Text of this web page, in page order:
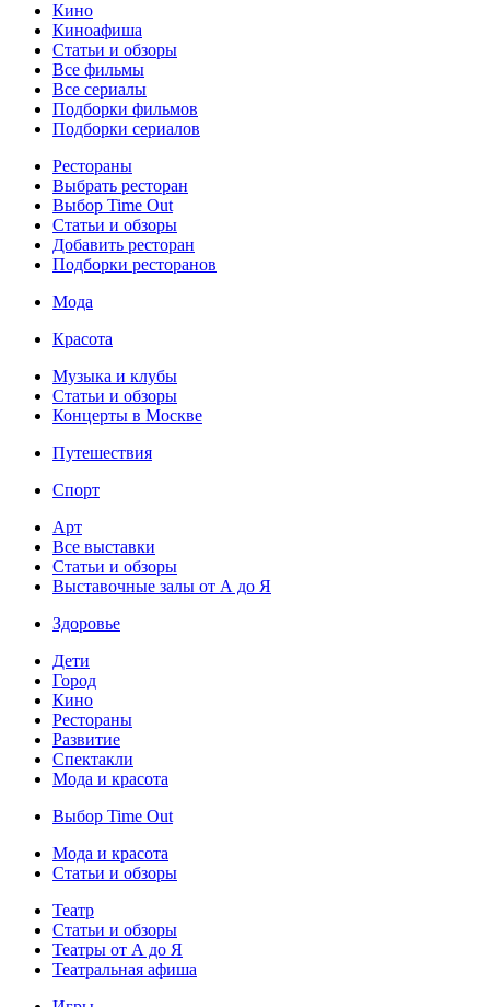
Кино
Киноафиша
Статьи и обзоры
Все фильмы
Все сериалы
Подборки фильмов
Подборки сериалов
Рестораны
Выбрать ресторан
Выбор Time Out
Статьи и обзоры
Добавить ресторан
Подборки ресторанов
Мода
Красота
Музыка и клубы
Статьи и обзоры
Концерты в Москве
Путешествия
Спорт
Арт
Все выставки
Статьи и обзоры
Выставочные залы от А до Я
Здоровье
Дети
Город
Кино
Рестораны
Развитие
Спектакли
Мода и красота
Выбор Time Out
Мода и красота
Статьи и обзоры
Театр
Статьи и обзоры
Театры от А до Я
Театральная афиша